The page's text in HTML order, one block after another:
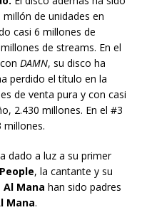
de unidades en
casi 6 millones de
de streams. En el
con DAMN, su disco ha
perdido el título en la
de venta pura y con casi
2.430 millones. En el #3
millones.
dado a luz a su primer
People, la cantante y su
Al Mana han sido padres
Mana.